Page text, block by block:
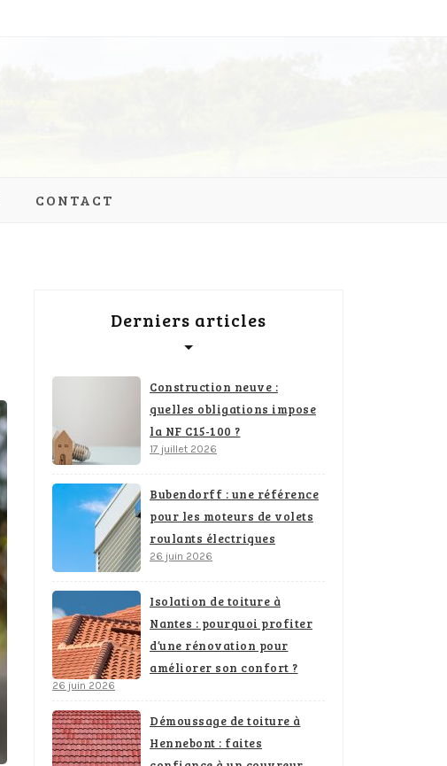
CONTACT
Derniers articles
Construction neuve :
quelles obligations impose
la NF C15-100 ?
17 juillet 2026
Bubendorff : une référence
pour les moteurs de volets
roulants électriques
26 juin 2026
Isolation de toiture à
Nantes : pourquoi profiter
d’une rénovation pour
améliorer son confort ?
26 juin 2026
Démoussage de toiture à
Hennebont : faites